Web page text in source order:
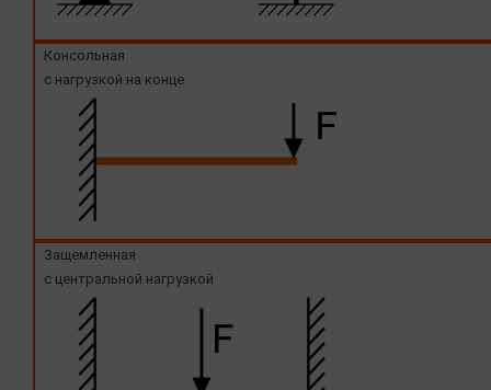
Консольная
с нагрузкой на конце
Защемленная
с центральной нагрузкой